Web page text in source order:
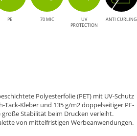
PE 70 MIC
UV
PROTECTION
ANTI CURLING
Polyesterfolie (PET) mit UV-Schutz
Kleber und 135 g/m2 doppelseitiger PE-
Stabilität beim Drucken verleiht.
von mittelfristigen Werbeanwendungen.